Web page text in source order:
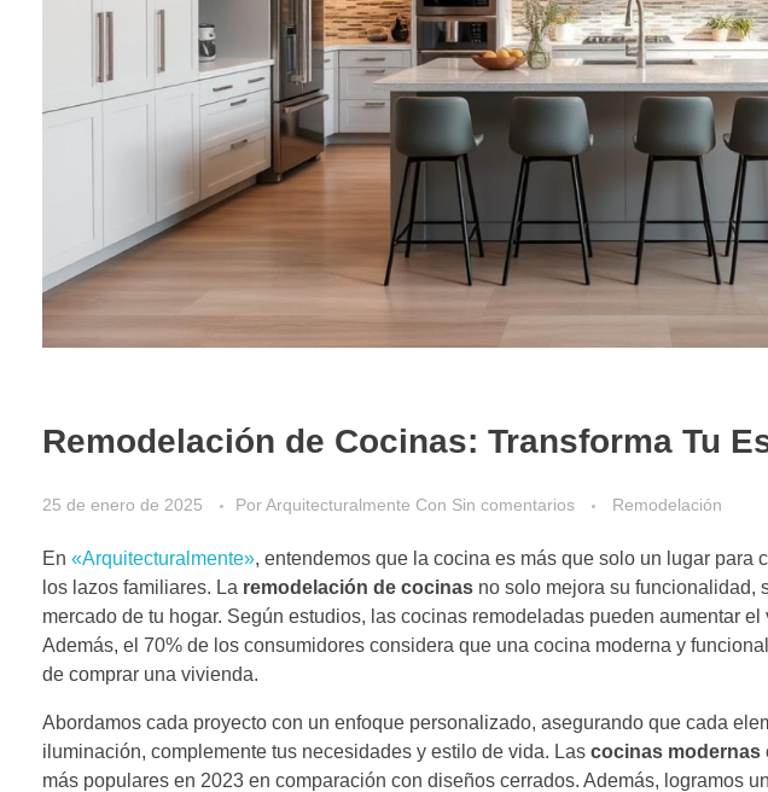
Remodelación de Cocinas: Transforma Tu
25 de enero de 2025 PorArquitecturalmente Con Sin comentarios Remodelación
En «Arquitecturalmente», entendemos que la cocina es más que solo un lugar para
los lazos familiares. La remodelación de cocinas no solo mejora su funcionalidad,
mercado de tu hogar. Según estudios, las cocinas remodeladas pueden aumentar
Además, el 70% de los consumidores considera que una cocina moderna y
de comprar una vivienda.
Abordamos cada proyecto con un enfoque personalizado, asegurando que cada
iluminación, complemente tus necesidades y estilo de vida. Las cocinas modernas
más populares en 2023 en comparación con diseños cerrados. Además, logramos